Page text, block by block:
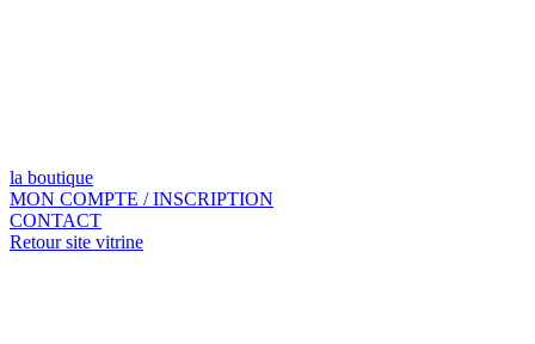
la boutique
MON COMPTE / INSCRIPTION
CONTACT
Retour site vitrine